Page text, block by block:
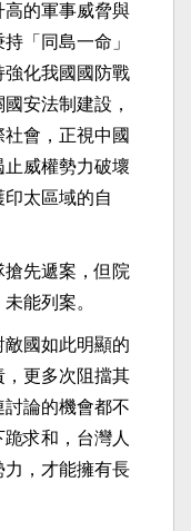
高的軍事威脅與
「同島一命」
強化我國國防戰
安法制建設，
會，正視中國
威權勢力破壞
太區域的自
先遞案，但院
能列案。
國如此明顯的
更多次阻擋其
論的機會都不
求和，台灣人
，才能擁有長